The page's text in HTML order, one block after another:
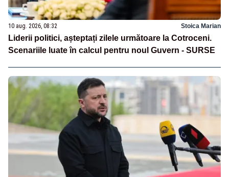
10 aug. 2026, 08:32 Stoica Marian
Liderii politici, așteptați zilele următoare la Cotroceni.
Scenariile luate în calcul pentru noul Guvern - SURSE